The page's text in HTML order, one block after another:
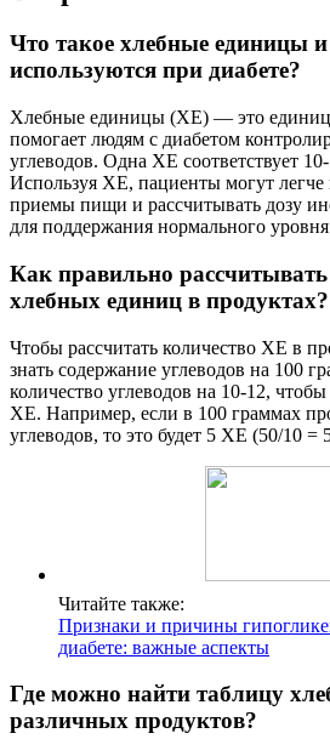
Что такое хлебные единицы
используются при диабете?
Хлебные единицы (ХЕ) — это
помогает людям с диабетом
углеводов. Одна ХЕ соответствует
Используя ХЕ, пациенты могут легче
приемы пищи и рассчитывать дозу
для поддержания нормального
Как правильно рассчитывать
хлебных единиц в продуктах?
Чтобы рассчитать количество ХЕ в
знать содержание углеводов на 100
количество углеводов на 10-12,
ХЕ. Например, если в 100 граммах
углеводов, то это будет 5 ХЕ (50/10 =
Читайте также:
Признаки и причины
диабете: важные аспекты
Где можно найти таблицу
различных продуктов?